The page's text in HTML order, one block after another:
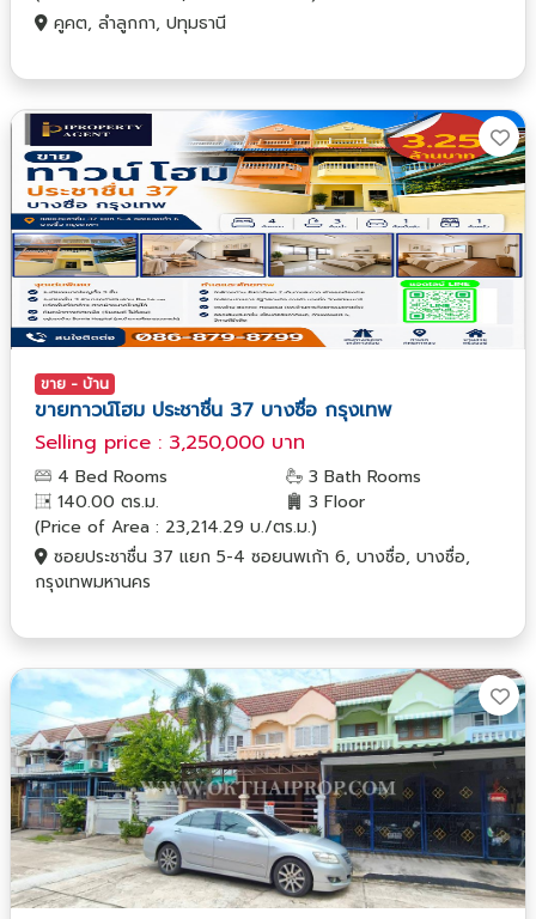
คูคต, ลำลูกกา, ปทุมธานี
ขาย - บ้าน
ขายทาวน์โฮม ประชาชื่น 37 บางซื่อ กรุงเทพ
Selling price : 3,250,000 บาท
4 Bed Rooms
3 Bath Rooms
140.00 ตร.ม.
3 Floor
(Price of Area : 23,214.29 บ./ตร.ม.)
ซอยประชาชื่น 37 แยก 5-4 ซอยนพเก้า 6, บางซื่อ, บางซื่อ,
กรุงเทพมหานคร